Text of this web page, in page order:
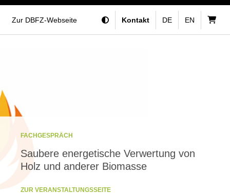
Zur DBFZ-Webseite Kontakt DE EN
FACHGESPRÄCH
Saubere energetische Verwertung von
Holz und anderer Biomasse
ZUR VERANSTALTUNGSSEITE